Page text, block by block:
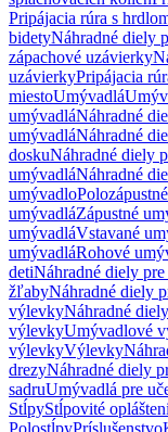
Pripájacia rúra s
bidetyNáhradné diely
zápachové uzávierky
uzávierkyPripájacia
miestoUmývadlá
umývadláNáhradné
umývadláNáhradné
doskuNáhradné diely
umývadláNáhradné
umývadlo
umývadláZápustné
umývadláVstavané
umývadláRohové
detiNáhradné diely
žľabyNáhradné diely
výlevkyNáhradné
výlevkyUmývadlové
výlevkyVýlevky
drezyNáhradné diely
sadruUmývadlá pre
StĺpyStĺpovité
PolostĺpyPríslušenstvo